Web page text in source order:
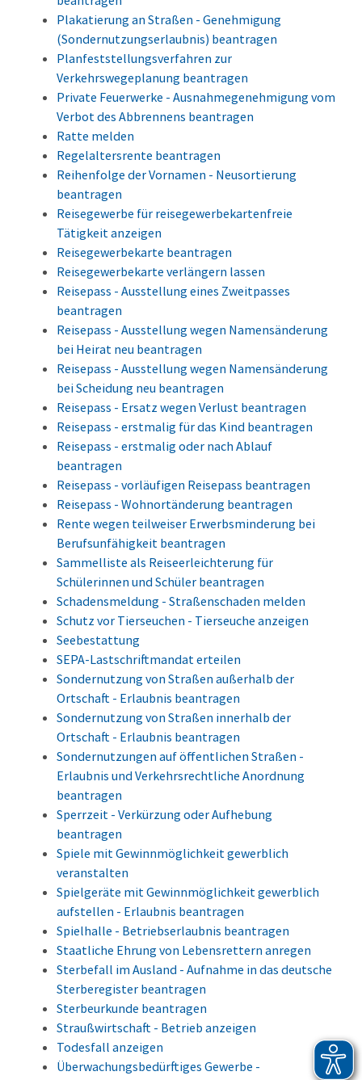
Plakatierung an Straßen - Genehmigung
(Sondernutzungserlaubnis) beantragen
Planfeststellungsverfahren zur
Verkehrswegeplanung beantragen
Private Feuerwerke - Ausnahmegenehmigung vom
Verbot des Abbrennens beantragen
Ratte melden
Regelaltersrente beantragen
Reihenfolge der Vornamen - Neusortierung
beantragen
Reisegewerbe für reisegewerbekartenfreie
Tätigkeit anzeigen
Reisegewerbekarte beantragen
Reisegewerbekarte verlängern lassen
Reisepass - Ausstellung eines Zweitpasses
beantragen
Reisepass - Ausstellung wegen Namensänderung
bei Heirat neu beantragen
Reisepass - Ausstellung wegen Namensänderung
bei Scheidung neu beantragen
Reisepass - Ersatz wegen Verlust beantragen
Reisepass - erstmalig für das Kind beantragen
Reisepass - erstmalig oder nach Ablauf
beantragen
Reisepass - vorläufigen Reisepass beantragen
Reisepass - Wohnortänderung beantragen
Rente wegen teilweiser Erwerbsminderung bei
Berufsunfähigkeit beantragen
Sammelliste als Reiseerleichterung für
Schülerinnen und Schüler beantragen
Schadensmeldung - Straßenschaden melden
Schutz vor Tierseuchen - Tierseuche anzeigen
Seebestattung
SEPA-Lastschriftmandat erteilen
Sondernutzung von Straßen außerhalb der
Ortschaft - Erlaubnis beantragen
Sondernutzung von Straßen innerhalb der
Ortschaft - Erlaubnis beantragen
Sondernutzungen auf öffentlichen Straßen -
Erlaubnis und Verkehrsrechtliche Anordnung
beantragen
Sperrzeit - Verkürzung oder Aufhebung
beantragen
Spiele mit Gewinnmöglichkeit gewerblich
veranstalten
Spielgeräte mit Gewinnmöglichkeit gewerblich
aufstellen - Erlaubnis beantragen
Spielhalle - Betriebserlaubnis beantragen
Staatliche Ehrung von Lebensrettern anregen
Sterbefall im Ausland - Aufnahme in das deutsche
Sterberegister beantragen
Sterbeurkunde beantragen
Straußwirtschaft - Betrieb anzeigen
Todesfall anzeigen
Überwachungsbedürftiges Gewerbe -